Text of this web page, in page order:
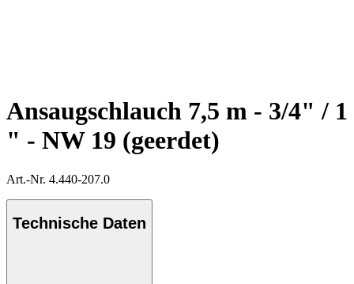
Ansaugschlauch 7,5 m - 3/4" / 1
" - NW 19 (geerdet)
Art.-Nr. 4.440-207.0
Technische Daten